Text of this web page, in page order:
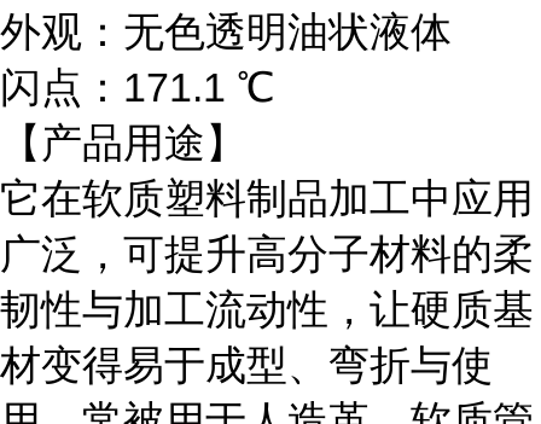
外观：无色透明油状液体
闪点： 171.1 ℃
【产品用途】
它在软质塑料制品加工中应用
广泛，可提升高分子材料的柔
韧性与加工流动性，让硬质基
材变得易于成型、弯折与使